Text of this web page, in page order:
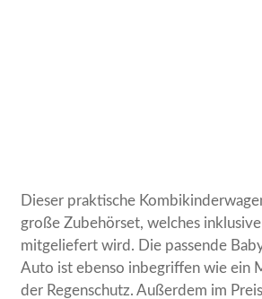
Dieser praktische
große Zubehörset, welches
mitgeliefert wird. Die passende
Auto ist ebenso inbegriffen wie ein
der Regenschutz. Außerdem im